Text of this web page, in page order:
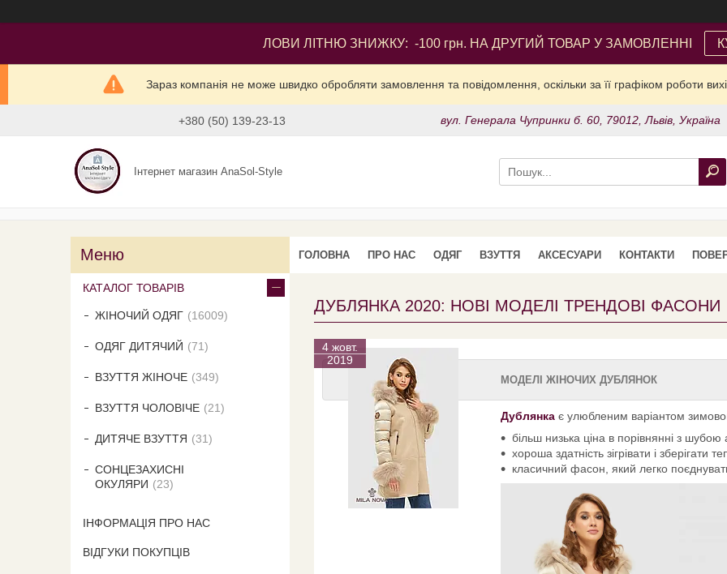
ЛОВИ ЛІТНЮ ЗНИЖКУ: -100 грн. НА ДРУГИЙ ТОВАР У ЗАМОВЛЕННІ
Зараз компанія не може швидко обробляти замовлення та повідомлення, оскільки за її графіком роботи
+380 (50) 139-23-13 вул. Генерала Чупринки б. 60, 79012, Львів, Україна
Інтернет магазин AnaSol-Style
ГОЛОВНА ПРО НАС ОДЯГ ВЗУТТЯ АКСЕСУАРИ КОНТАКТИ
ДУБЛЯНКА 2020: НОВІ МОДЕЛІ ТРЕНДОВІ ФАСОНИ
4 жовт.
2019
МОДЕЛІ ЖІНОЧИХ ДУБЛЯНОК
Дублянка є улюбленим варіантом
більш низька ціна в порівнянні з
хороша здатність зігрівати і зберігати
класичний фасон, який легко
КАТАЛОГ ТОВАРІВ
ЖІНОЧИЙ ОДЯГ 16009
ОДЯГ ДИТЯЧИЙ 71
ВЗУТТЯ ЖІНОЧЕ 349
ВЗУТТЯ ЧОЛОВІЧЕ 21
ДИТЯЧЕ ВЗУТТЯ 31
СОНЦЕЗАХИСНІ
ОКУЛЯРИ
23
ІНФОРМАЦІЯ ПРО НАС
ВІДГУКИ ПОКУПЦІВ